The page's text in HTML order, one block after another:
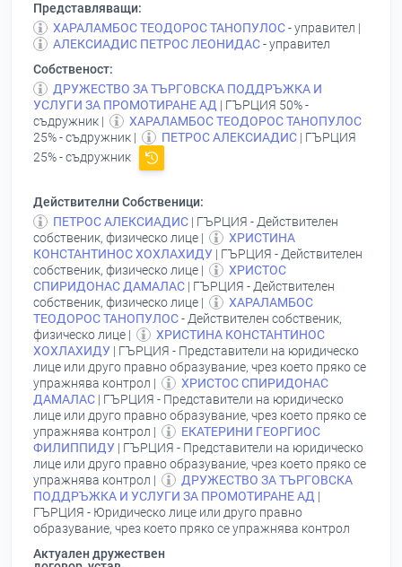
Представляващи:
ХАРАЛАМБОС ТЕОДОРОС ТАНОПУЛОС- управител |
АЛЕКСИАДИС ПЕТРОС ЛЕОНИДАС- управител
Собственост:
ДРУЖЕСТВО ЗА ТЪРГОВСКА ПОДДРЪЖКА И
УСЛУГИ ЗА ПРОМОТИРАНЕ АД | ГЪРЦИЯ 50% -
съдружник |
ХАРАЛАМБОС ТЕОДОРОС ТАНОПУЛОС
25% - съдружник |
ПЕТРОС АЛЕКСИАДИС | ГЪРЦИЯ
25% - съдружник
Действителни Собственици:
ПЕТРОС АЛЕКСИАДИС | ГЪРЦИЯ - Действителен
собственик, физическо лице |
ХРИСТИНА
КОНСТАНТИНОС ХОХЛАХИДУ | ГЪРЦИЯ - Действителен
собственик, физическо лице |
ХРИСТОС
СПИРИДОНАС ДАМАЛАС | ГЪРЦИЯ - Действителен
собственик, физическо лице |
ХАРАЛАМБОС
ТЕОДОРОС ТАНОПУЛОС- Действителен собственик,
физическо лице |
ХРИСТИНА КОНСТАНТИНОС
ХОХЛАХИДУ | ГЪРЦИЯ - Представители на юридическо
лице или друго правно образувание, чрез което пряко се
упражнява контрол |
ХРИСТОС СПИРИДОНАС
ДАМАЛАС | ГЪРЦИЯ - Представители на юридическо
лице или друго правно образувание, чрез което пряко се
упражнява контрол |
ЕКАТЕРИНИ ГЕОРГИОС
ФИЛИППИДУ | ГЪРЦИЯ - Представители на юридическо
лице или друго правно образувание, чрез което пряко се
упражнява контрол |
ДРУЖЕСТВО ЗА ТЪРГОВСКА
ПОДДРЪЖКА И УСЛУГИ ЗА ПРОМОТИРАНЕ АД |
ГЪРЦИЯ - Юридическо лице или друго правно
образувание, чрез което пряко се упражнява контрол
Актуален дружествен